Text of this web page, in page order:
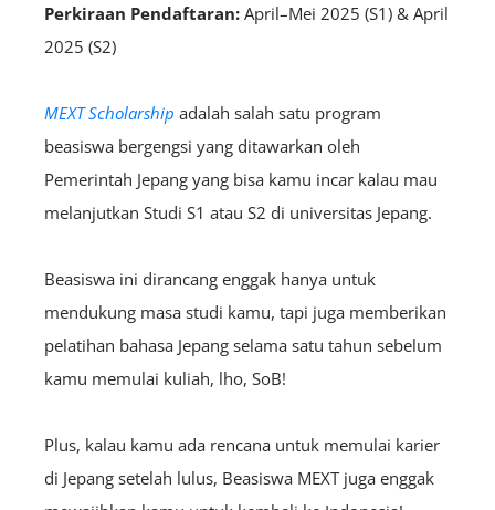
Perkiraan Pendaftaran: April–Mei 2025 (S1) & April
2025 (S2)
MEXT Scholarship adalah salah satu program
beasiswa bergengsi yang ditawarkan oleh
Pemerintah Jepang yang bisa kamu incar kalau mau
melanjutkan Studi S1 atau S2 di universitas Jepang.
Beasiswa ini dirancang enggak hanya untuk
mendukung masa studi kamu, tapi juga memberikan
pelatihan bahasa Jepang selama satu tahun sebelum
kamu memulai kuliah, lho, SoB!
Plus, kalau kamu ada rencana untuk memulai karier
di Jepang setelah lulus, Beasiswa MEXT juga enggak